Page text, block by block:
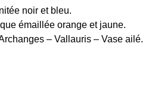
noir et bleu.
émaillée orange et jaune.
– Vallauris – Vase ailé.